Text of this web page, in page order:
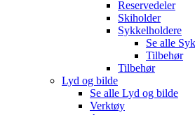
Reservedeler
Skiholder
Sykkelholdere
Se alle
Tilbehør
Tilbehør
Lyd og bilde
Se alle Lyd og bilde
Verktøy